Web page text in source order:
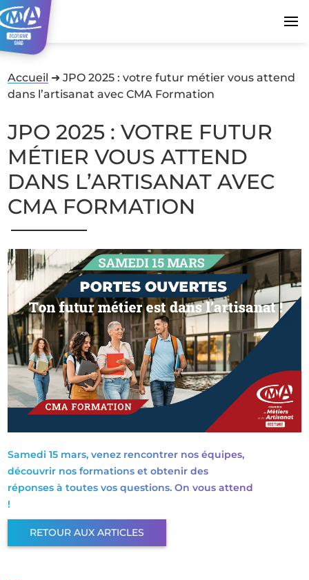
Accueil ➜JPO 2025 : votre futur métier vous attend
dans l’artisanat avec CMA Formation
JPO 2025 : VOTRE FUTUR
MÉTIER VOUS ATTEND
DANS L’ARTISANAT AVEC
CMA FORMATION
Samedi 15 mars, venez rencontrer nos équipes,
découvrir nos formations et obtenir des
réponses à toutes vos questions. On vous attend
!
RETOUR AUX ARTICLES